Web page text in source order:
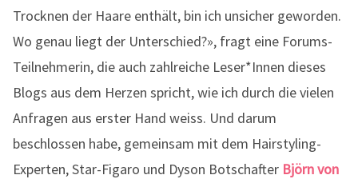
Trocknen der Haare enthält, bin ich unsicher geworden.
Wo genau liegt der Unterschied?», fragt eine Forums-
Teilnehmerin, die auch zahlreiche Leser*Innen dieses
Blogs aus dem Herzen spricht, wie ich durch die vielen
Anfragen aus erster Hand weiss. Und darum
beschlossen habe, gemeinsam mit dem Hairstyling-
Experten, Star-Figaro und Dyson Botschafter Björn von